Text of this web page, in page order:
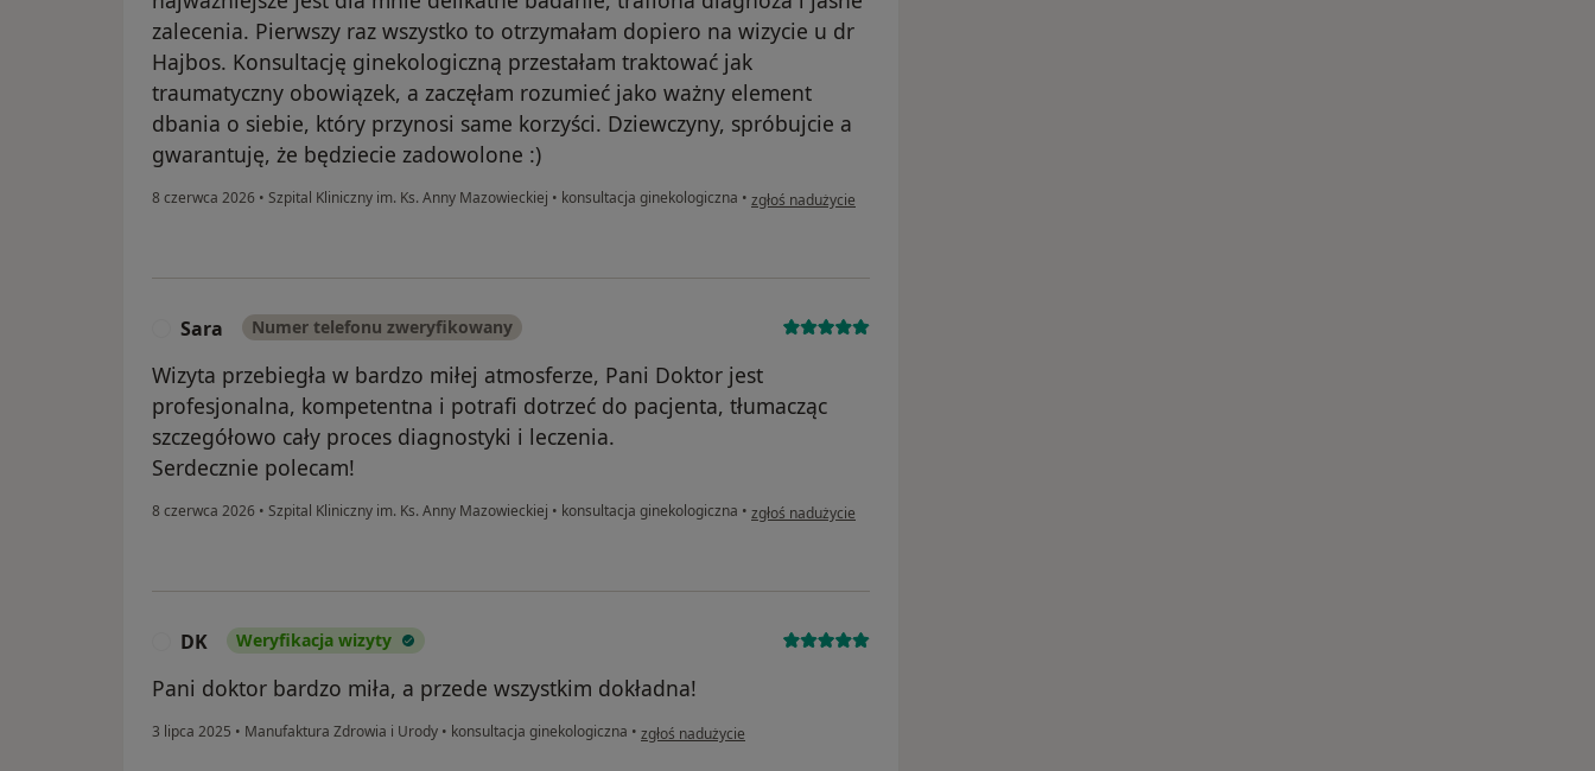
zalecenia. Pierwszy raz wszystko to otrzymałam dopiero na wizycie u dr
Hajbos. Konsultację ginekologiczną przestałam traktować jak
traumatyczny obowiązek, a zaczęłam rozumieć jako ważny element
dbania o siebie, który przynosi same korzyści. Dziewczyny, spróbujcie a
gwarantuję, że będziecie zadowolone :)
8 czerwca 2026 • Szpital Kliniczny im. Ks. Anny Mazowieckiej • konsultacja ginekologiczna • w opinii użytkownika Paulina
zgłoś nadużycie
Sara Numer telefonu zweryfikowany
Wizyta przebiegła w bardzo miłej atmosferze, Pani Doktor jest
profesjonalna, kompetentna i potrafi dotrzeć do pacjenta, tłumacząc
szczegółowo cały proces diagnostyki i leczenia.
Serdecznie polecam!
8 czerwca 2026 • Szpital Kliniczny im. Ks. Anny Mazowieckiej • konsultacja ginekologiczna • w opinii użytkownika Sara
zgłoś nadużycie
DK Weryfikacja wizyty
Pani doktor bardzo miła, a przede wszystkim dokładna!
3 lipca 2025 • Manufaktura Zdrowia i Urody • konsultacja ginekologiczna • w opinii użytkownika DK
zgłoś nadużycie